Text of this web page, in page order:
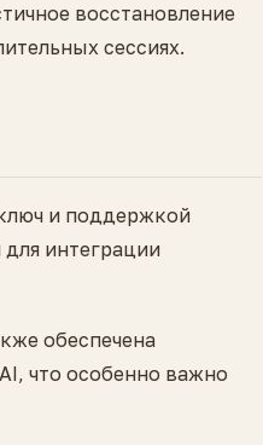
восстановление
сессиях.
и поддержкой
интеграции
обеспечена
что особенно важно